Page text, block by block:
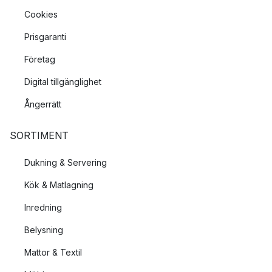
att fylla rummet och därmed en mer levande inredning? Hos
du letar efter.
tillför en känsla av lyx medan en golvlampa i trä fångar upp det
känsla i rummet.
Vilken golvlampa är mest populär?
Några av de mest populära golvlamporna i vårt sortiment är
exempelvis från
Cookies
Prisgaranti
Företag
Digital tillgänglighet
Ångerrätt
SORTIMENT
Dukning & Servering
Kök & Matlagning
Inredning
Belysning
Mattor & Textil